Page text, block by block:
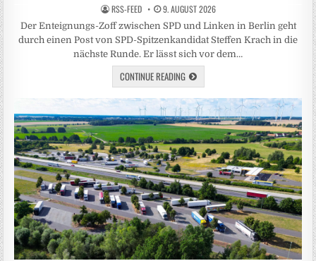
RSS-FEED 9. AUGUST 2026
Der Enteignungs-Zoff zwischen SPD und Linken in Berlin geht
durch einen Post von SPD-Spitzenkandidat Steffen Krach in die
nächste Runde. Er lässt sich vor dem…
CONTINUE READING